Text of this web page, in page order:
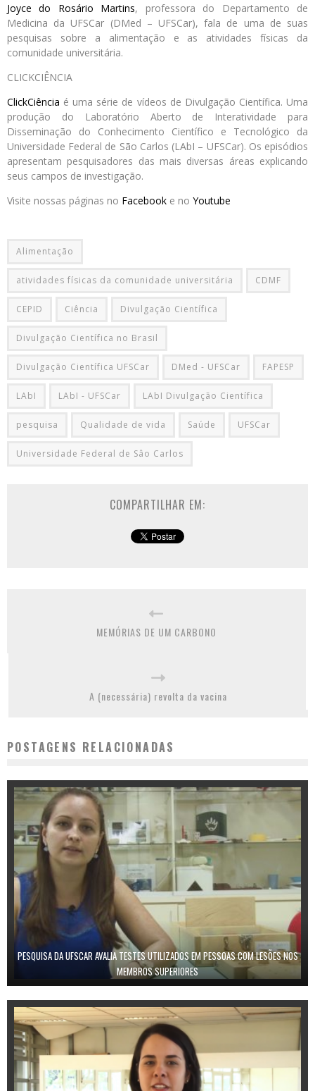
Joyce do Rosário Martins, professora do Departamento de
Medicina da UFSCar (DMed – UFSCar), fala de uma de suas
pesquisas sobre a alimentação e as atividades físicas da
comunidade universitária.
CLICKCIÊNCIA
ClickCiência é uma série de vídeos de Divulgação Científica. Uma
produção do Laboratório Aberto de Interatividade para
Disseminação do Conhecimento Científico e Tecnológico da
Universidade Federal de São Carlos (LAbI – UFSCar). Os episódios
apresentam pesquisadores das mais diversas áreas explicando
seus campos de investigação.
Visite nossas páginas no Facebook e no Youtube
Alimentação
atividades físicas da comunidade universitária CDMF
CEPID Ciência Divulgação Científica
Divulgação Científica no Brasil
Divulgação Científica UFSCar DMed - UFSCar FAPESP
LAbI LAbI - UFSCar LAbI Divulgação Científica
pesquisa Qualidade de vida Saúde UFSCar
Universidade Federal de Sâo Carlos
COMPARTILHAR EM:
MEMÓRIAS DE UM CARBONO
A (necessária) revolta da vacina
POSTAGENS RELACIONADAS
PESQUISA DA UFSCAR AVALIA TESTES UTILIZADOS EM PESSOAS COM LESÕES NOS
MEMBROS SUPERIORES